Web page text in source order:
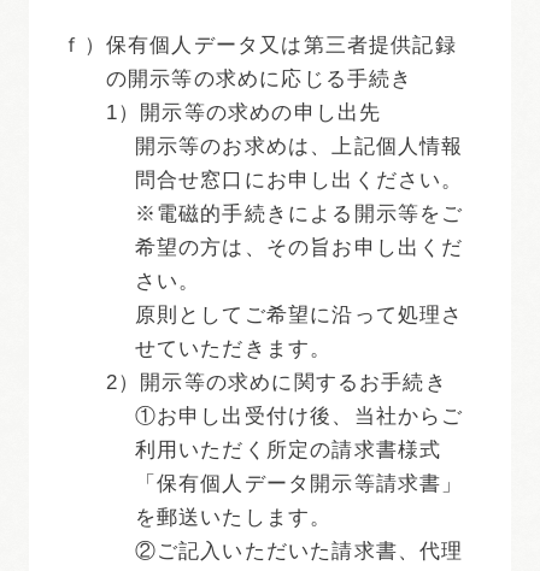
ｆ） 保有個人データ又は第三者提供記録
の開示等の求めに応じる手続き
1）開示等の求めの申し出先
開示等のお求めは、上記個人情報
問合せ窓口にお申し出ください。
※電磁的手続きによる開示等をご
希望の方は、その旨お申し出くだ
さい。
原則としてご希望に沿って処理さ
せていただきます。
2）開示等の求めに関するお手続き
①お申し出受付け後、当社からご
利用いただく所定の請求書様式
「保有個人データ開示等請求書」
を郵送いたします。
②ご記入いただいた請求書、代理